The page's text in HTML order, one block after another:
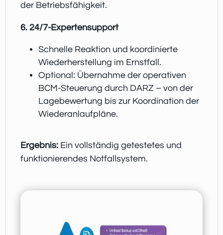
der Betriebsfähigkeit.
6. 24/7-Expertensupport
Schnelle Reaktion und koordinierte
Wiederherstellung im Ernstfall.
Optional: Übernahme der operativen
BCM-Steuerung durch DARZ – von der
Lagebewertung bis zur Koordination der
Wiederanlaufpläne.
Ergebnis: Ein vollständig getestetes und
funktionierendes Notfallsystem.